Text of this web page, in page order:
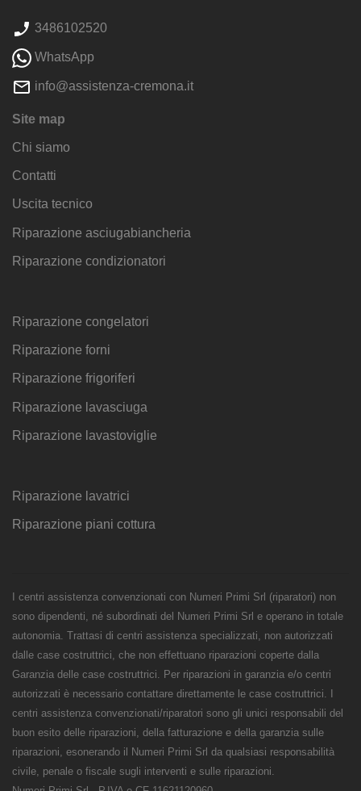
3486102520
WhatsApp
info@assistenza-cremona.it
Site map
Chi siamo
Contatti
Uscita tecnico
Riparazione asciugabiancheria
Riparazione condizionatori
Riparazione congelatori
Riparazione forni
Riparazione frigoriferi
Riparazione lavasciuga
Riparazione lavastoviglie
Riparazione lavatrici
Riparazione piani cottura
I centri assistenza convenzionati con Numeri Primi Srl (riparatori) non
sono dipendenti, né subordinati del Numeri Primi Srl e operano in totale
autonomia. Trattasi di centri assistenza specializzati, non autorizzati
dalle case costruttrici, che non effettuano riparazioni coperte dalla
Garanzia delle case costruttrici. Per riparazioni in garanzia e/o centri
autorizzati è necessario contattare direttamente le case costruttrici. I
centri assistenza convenzionati/riparatori sono gli unici responsabili del
buon esito delle riparazioni, della fatturazione e della garanzia sulle
riparazioni, esonerando il Numeri Primi Srl da qualsiasi responsabilità
civile, penale o fiscale sugli interventi e sulle riparazioni.